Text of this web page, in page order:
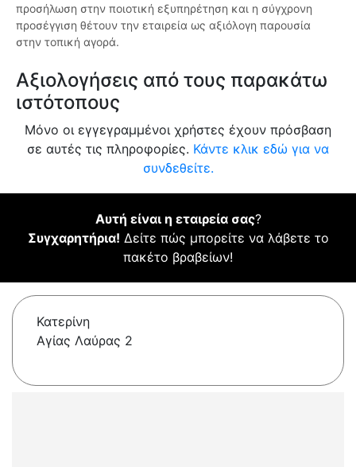
προσήλωση στην ποιοτική εξυπηρέτηση και η σύγχρονη
προσέγγιση θέτουν την εταιρεία ως αξιόλογη παρουσία
στην τοπική αγορά.
Αξιολογήσεις από τους παρακάτω
ιστότοπους
Μόνο οι εγγεγραμμένοι χρήστες έχουν πρόσβαση
σε αυτές τις πληροφορίες. Κάντε κλικ εδώ για να
συνδεθείτε.
Αυτή είναι η εταιρεία σας?
Συγχαρητήρια! Δείτε πώς μπορείτε να λάβετε το
πακέτο βραβείων!
Κατερίνη
Αγίας Λαύρας 2